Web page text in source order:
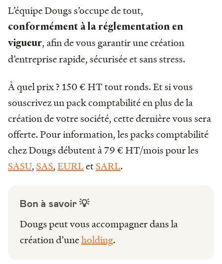
L’équipe Dougs s’occupe de tout,
conformément à la réglementation en
vigueur, afin de vous garantir une création
d’entreprise rapide, sécurisée et sans stress.
À quel prix ? 150 € HT tout ronds. Et si vous
souscrivez un pack comptabilité en plus de la
création de votre société, cette dernière vous sera
offerte. Pour information, les packs comptabilité
chez Dougs débutent à 79 € HT/mois pour les
SASU,SAS,EURLetSARL.
Bon à savoir 💡
Dougs peut vous accompagner dans la
création d’uneholding.